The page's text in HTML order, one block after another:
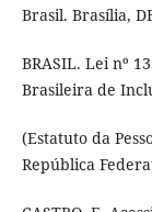
Brasil. Brasília,
BRASIL. Lei nº
Brasileira de
(Estatuto da
República